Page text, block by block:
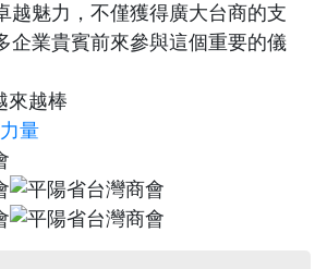
越魅力，不僅獲得廣大台商的支
企業貴賓前來參與這個重要的儀
來越棒
量